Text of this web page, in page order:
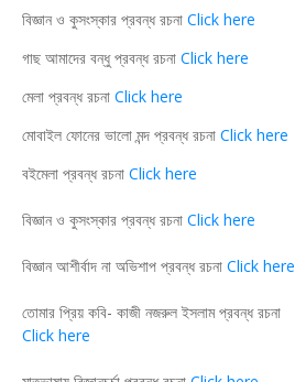
বিজ্ঞান ও কুসংস্কার প্রবন্ধ রচনা Click here
গাছ আমাদের বন্ধু প্রবন্ধ রচনা Click here
মেলা প্রবন্ধ রচনা Click here
মোবাইল ফোনের ভালো মন্দ প্রবন্ধ রচনা Click here
বইমেলা প্রবন্ধ রচনা Click here
বিজ্ঞান ও কুসংস্কার প্রবন্ধ রচনা Click here
বিজ্ঞান আশীর্বাদ না অভিশাপ প্রবন্ধ রচনা Click here
তোমার প্রিয় কবি- কাজী নজরুল ইসলাম প্রবন্ধ রচনা
Click here